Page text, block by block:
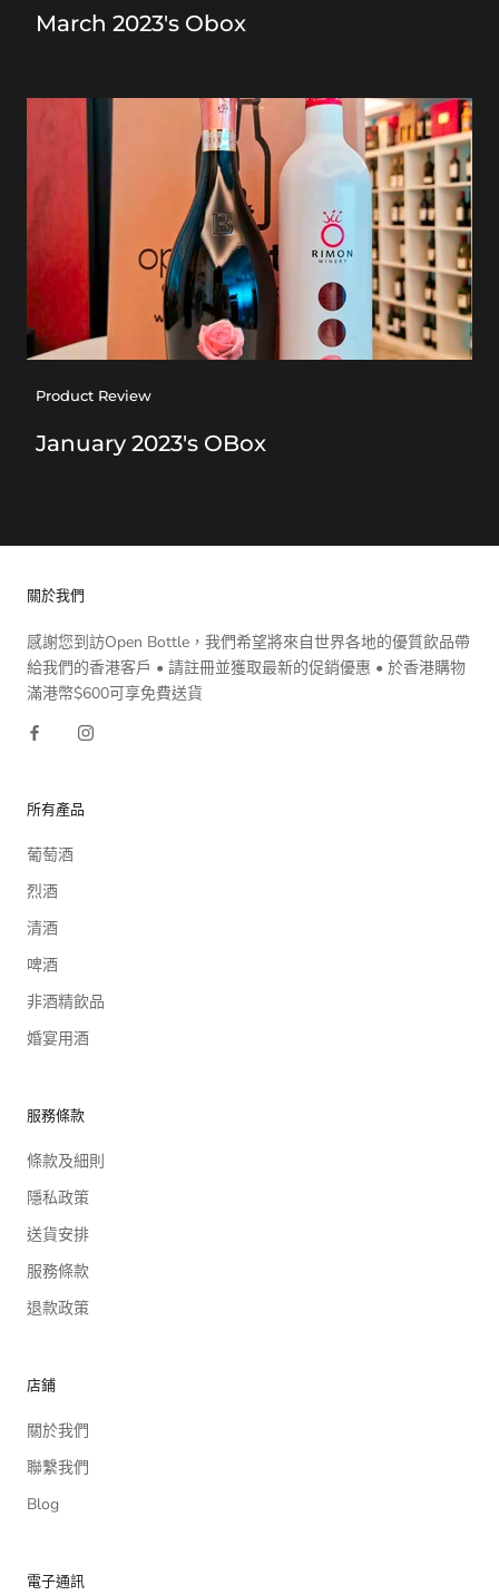
March 2023's Obox
Product Review
January 2023's OBox
關於我們
感謝您到訪Open Bottle，我們希望將來自世界各地的優質飲品帶
給我們的香港客戶 • 請註冊並獲取最新的促銷優惠 • 於香港購物
滿港幣$600可享免費送貨
所有產品
葡萄酒
烈酒
清酒
啤酒
非酒精飲品
婚宴用酒
服務條款
條款及細則
隱私政策
送貨安排
服務條款
退款政策
店鋪
關於我們
聯繫我們
Blog
電子通訊